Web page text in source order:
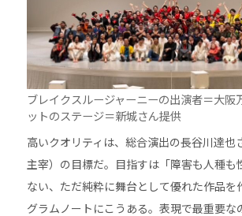
ブレイクスルージャーニーの出演者＝大阪
ットのステージ＝新城さん提供
高いクオリティは、総合演出の長谷川達也
主宰）の目標だ。目指すは「障害も人種も
ない、ただ純粋に舞台として優れた作品を
グラムノートにこうある。表現で最重要な